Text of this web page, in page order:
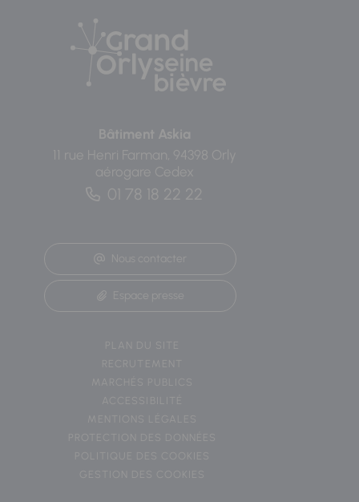
Bâtiment Askia
11 rue Henri Farman, 94398 Orly
aérogare Cedex
01 78 18 22 22
Nous contacter
Espace presse
PLAN DU SITE
RECRUTEMENT
MARCHÉS PUBLICS
ACCESSIBILITÉ
MENTIONS LÉGALES